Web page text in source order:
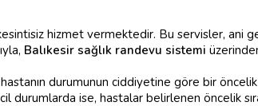
hizmet vermektedir. Bu servisler, ani
Balıkesir sağlık randevu sistemi
durumunun ciddiyetine göre bir öncelik
ise, hastalar belirlenen öncelik